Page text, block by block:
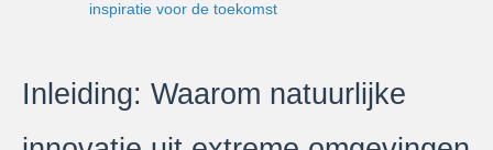
inspiratie voor de toekomst
Inleiding: Waarom natuurlijke